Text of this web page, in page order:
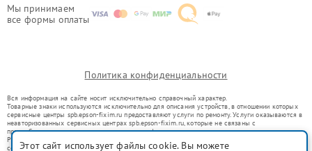
Мы принимаем
все формы оплаты
Политика конфиденциальности
Вся информация на сайте носит исключительно справочный характер.
Товарные знаки используются исключительно для описания устройств, в отношении которых
сервисные центры spb.epson-fixim.ru предоставляют услуги по ремонту. Услуги оказываются в
неавторизованных сервисных центрах spb.epson-fixim.ru, которые не связаны с
правообладателями товарных знаков или их официальными представителями.
Ремонт осуществляется для устройств, уже введенных в гражданский оборот в соответствии
со статьей 1487 ГК РФ.
Этот сайт использует файлы cookie. Вы можете